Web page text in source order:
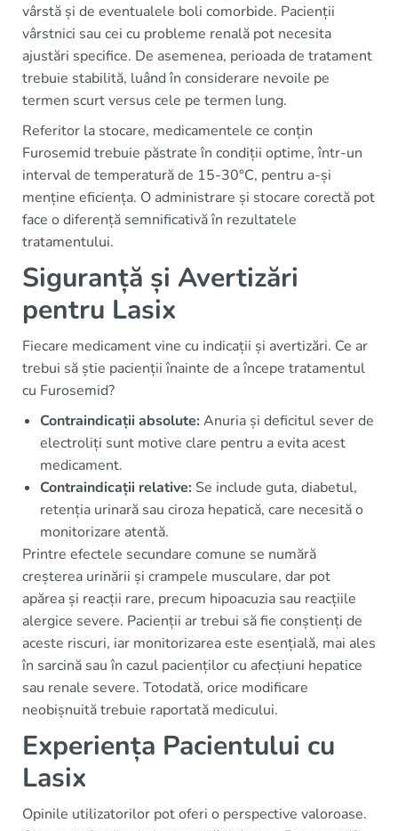
vârstă și de eventualele boli comorbide. Pacienții
vârstnici sau cei cu probleme renală pot necesita
ajustări specifice. De asemenea, perioada de tratament
trebuie stabilită, luând în considerare nevoile pe
termen scurt versus cele pe termen lung.
Referitor la stocare, medicamentele ce conțin
Furosemid trebuie păstrate în condiții optime, într-un
interval de temperatură de 15-30°C, pentru a-și
menține eficiența. O administrare și stocare corectă pot
face o diferență semnificativă în rezultatele
tratamentului.
Siguranță și Avertizări
pentru Lasix
Fiecare medicament vine cu indicații și avertizări. Ce ar
trebui să știe pacienții înainte de a începe tratamentul
cu Furosemid?
Contraindicații absolute:Anuria și deficitul sever de
electroliți sunt motive clare pentru a evita acest
medicament.
Contraindicații relative: Se include guta, diabetul,
retenția urinară sau ciroza hepatică, care necesită o
monitorizare atentă.
Printre efectele secundare comune se numără
creșterea urinării și crampele musculare, dar pot
apărea și reacții rare, precum hipoacuzia sau reacțiile
alergice severe. Pacienții ar trebui să fie conștienți de
aceste riscuri, iar monitorizarea este esențială, mai ales
în sarcină sau în cazul pacienților cu afecțiuni hepatice
sau renale severe. Totodată, orice modificare
neobișnuită trebuie raportată medicului.
Experiența Pacientului cu
Lasix
Opinile utilizatorilor pot oferi o perspective valoroase.